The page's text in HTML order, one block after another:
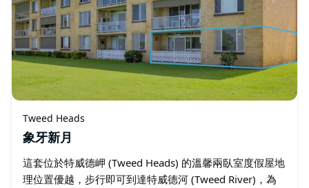
Tweed Heads
象牙新月
這套位於特威德岬 (Tweed Heads) 的溫馨兩臥室度假屋地
理位置優越，步行即可到達特威德河 (Tweed River)，為